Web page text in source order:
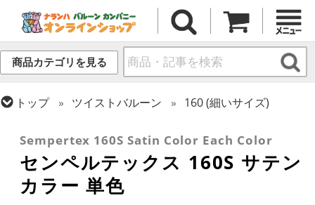
商品カテゴリを見る
トップ ツイストバルーン
160 (細いサイズ)
Sempertex 160S Satin Color Each Color
センペルテックス 160S サテン
カラー 単色